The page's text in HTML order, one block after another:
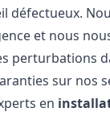
défectueux.
et nous
perturbations
sur nos
en